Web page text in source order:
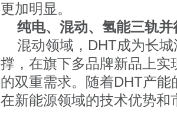
更加明显。
纯电、混动、氢能三轨
混动领域，DHT成为长
撑，在旗下多品牌新品上
的双重需求。随着DHT产
在新能源领域的技术优势